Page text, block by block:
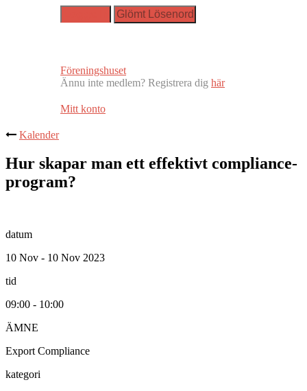
Föreningshuset
Ännu inte medlem? Registrera dig här
Mitt konto
Kalender
Hur skapar man ett effektivt compliance-
program?
datum
10 Nov - 10 Nov 2023
tid
09:00 - 10:00
ÄMNE
Export Compliance
kategori